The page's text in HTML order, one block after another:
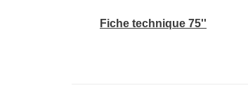
Fiche technique 75''